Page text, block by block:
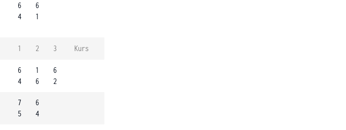
6
4
6
1
1 2 3 Kurs
6
4
1
6
6
2
7
5
6
4